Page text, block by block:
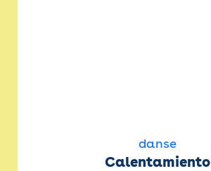
danse
Calentamiento